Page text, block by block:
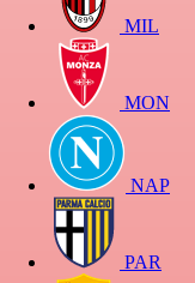
MIL
MON
NAP
PAR